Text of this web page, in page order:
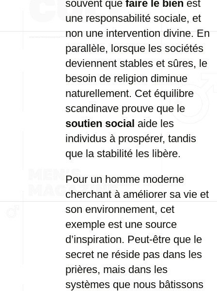
souvent que faire le bien est
une responsabilité sociale, et
non une intervention divine. En
parallèle, lorsque les sociétés
deviennent stables et sûres, le
besoin de religion diminue
naturellement. Cet équilibre
scandinave prouve que le
soutien social aide les
individus à prospérer, tandis
que la stabilité les libère.
Pour un homme moderne
cherchant à améliorer sa vie et
son environnement, cet
exemple est une source
d’inspiration. Peut-être que le
secret ne réside pas dans les
prières, mais dans les
systèmes que nous bâtissons